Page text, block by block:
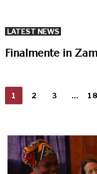
LATEST NEWS
Finalmente in
1 2 3 …